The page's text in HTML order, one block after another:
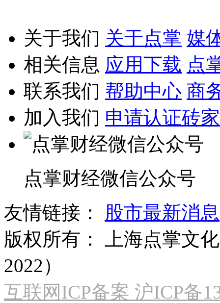
关于我们 关于点掌 媒
相关信息 应用下载 点
联系我们 帮助中心 商
加入我们 申请认证砖家
点掌财经微信公众号
友情链接：
股市最新消息
版权所有：
上海点掌文
2022）
互联网ICP备案 沪ICP备